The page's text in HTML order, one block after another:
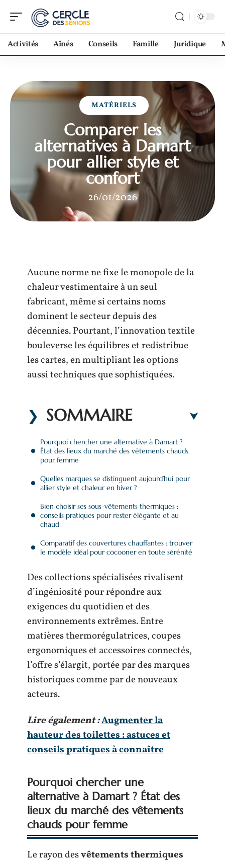
Activités Aînés Conseils Famille Juridique
MATÉRIELS
Comparer les
alternatives à Damart
pour allier style et
confort
26/01/2026
Aucune norme ne fixe le monopole de la
chaleur vestimentaire à un seul
fabricant, même si certains noms
dominent le secteur depuis des
décennies. Pourtant, l’innovation textile
bouleverse les équilibres et redistribue
les cartes, en multipliant les options
aussi techniques que sophistiquées.
SOMMAIRE
Pourquoi chercher une alternative à Damart ?
État des lieux du marché des vêtements chauds
pour femme
Quelles marques se distinguent aujourd’hui pour
allier style et chaleur en hiver ?
Bien choisir ses sous-vêtements thermiques :
conseils pratiques pour rester élégante et au
chaud
Comparatif des couvertures chauffantes : trouver
le modèle idéal pour cocooner en toute sérénité
Des collections spécialisées rivalisent
d’ingéniosité pour répondre aux
exigences du quotidien et des
environnements extrêmes. Entre
matières thermorégulatrices, coupes
ergonomiques et accessoires connectés,
l’offre s’élargit, portée par des marques
historiques comme par de nouveaux
acteurs.
Lire également :Augmenter la
hauteur des toilettes : astuces et
conseils pratiques à connaître
Pourquoi chercher une
alternative à Damart ? État des
lieux du marché des vêtements
chauds pour femme
Le rayon desvêtements thermiques